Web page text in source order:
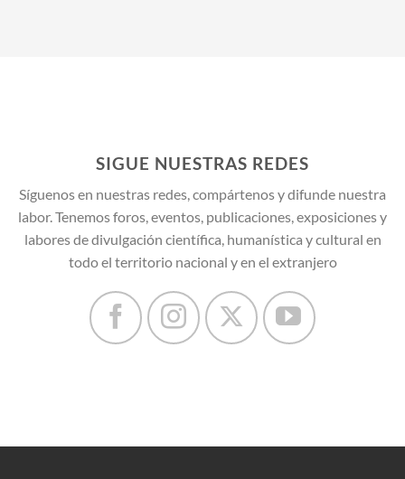
SIGUE NUESTRAS REDES
Síguenos en nuestras redes, compártenos y difunde nuestra
labor. Tenemos foros, eventos, publicaciones, exposiciones y
labores de divulgación científica, humanística y cultural en
todo el territorio nacional y en el extranjero